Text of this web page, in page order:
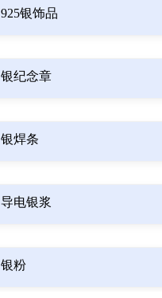
925银饰品
银纪念章
银焊条
导电银浆
银粉